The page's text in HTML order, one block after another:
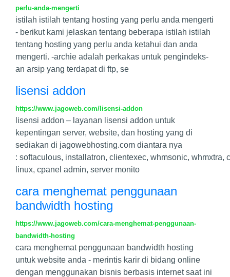
perlu-anda-mengerti
istilah istilah tentang hosting yang perlu anda mengerti
- berikut kami jelaskan tentang beberapa istilah istilah
tentang hosting yang perlu anda ketahui dan anda
mengerti. -archie adalah perkakas untuk pengindeks-
an arsip yang terdapat di ftp, se
lisensi addon
https://www.jagoweb.com/lisensi-addon
lisensi addon – layanan lisensi addon untuk
kepentingan server, website, dan hosting yang di
sediakan di jagowebhosting.com diantara nya
: softaculous, installatron, clientexec, whmsonic, whmxtra,
linux, cpanel admin, server monito
cara menghemat penggunaan
bandwidth hosting
https://www.jagoweb.com/cara-menghemat-penggunaan-
bandwidth-hosting
cara menghemat penggunaan bandwidth hosting
untuk website anda - merintis karir di bidang online
dengan menggunakan bisnis berbasis internet saat ini